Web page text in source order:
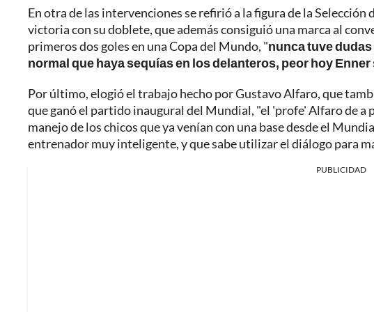
En otra de las intervenciones se refirió a la figura de la Selección
victoria con su doblete, que además consiguió una marca al
primeros dos goles en una Copa del Mundo, "nunca tuve
normal que haya sequías en los delanteros, peor hoy
Por último, elogió el trabajo hecho por Gustavo Alfaro, que
que ganó el partido inaugural del Mundial, "el 'profe' Alfaro de a
manejo de los chicos que ya venían con una base desde el
entrenador muy inteligente, y que sabe utilizar el diálogo para
PUBLICIDAD